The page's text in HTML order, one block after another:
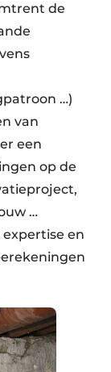
de
…)
van
een
op de
…
en